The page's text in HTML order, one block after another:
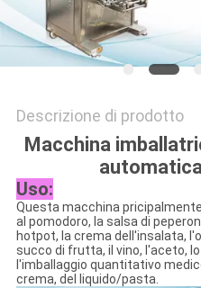
Descrizione di prodotto
Macchina
Uso:
Questa macchina
al pomodoro, la salsa di
hotpot, la crema dell'insalata,
succo di frutta, il vino, l'aceto,
l'imballaggio quantitativo
crema, del liquido/pasta.